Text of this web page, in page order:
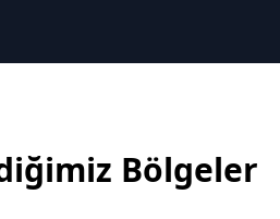
Bölgeler